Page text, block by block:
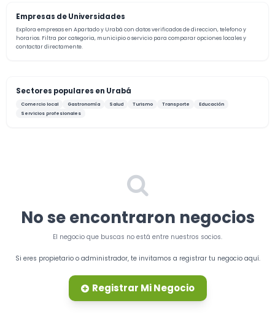
Empresas de Universidades
Explora empresas en Apartado y Urabá con datos verificados de direccion, telefono y
horarios. Filtra por categoria, municipio o servicio para comparar opciones locales y
contactar directamente.
Sectores populares en Urabá
Comercio local Gastronomía Salud Turismo Transporte
Educación
Servicios profesionales
No se encontraron negocios
El negocio que buscas no está entre nuestros socios.
Si eres propietario o administrador, te invitamos a registrar tu negocio aquí.
Registrar Mi Negocio